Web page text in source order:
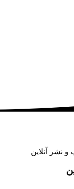
نشر آنلاین